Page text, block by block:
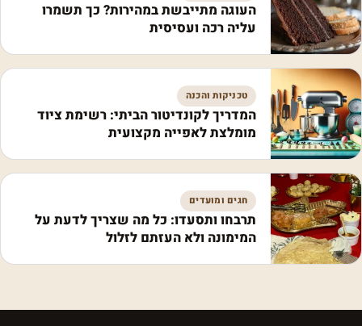
העוגה מתייבשת במהירות? כך תשמרו
עליה רכה ועסיסית
טכניקות והכנה
המדריך לקונדיטור הביתי: רשימת ציוד
מומלצת לאפייה מקצועית
חגים ומועדים
תרבחו ותסעדו: כל מה שצריך לדעת על
המימונה ולא העזתם לזלול